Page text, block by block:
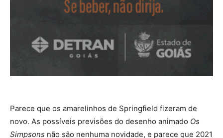
Parece que os amarelinhos de Springfield fizeram de
novo. As possíveis previsões do desenho animado Os
Simpsons não são nenhuma novidade, e parece que 2021